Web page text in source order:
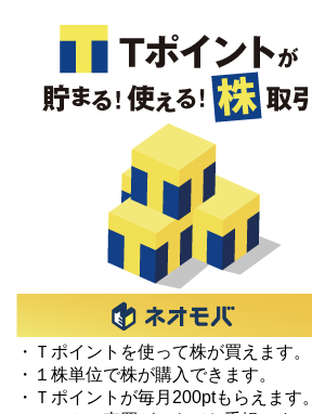
・Ｔポイントを使って株が買えます。
・１株単位で株が購入できます。
・Ｔポイントが毎月200ptもらえます。